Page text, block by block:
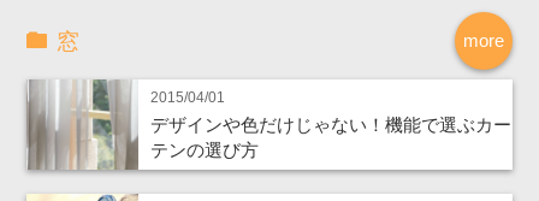
more
窓
2015/04/01
デザインや色だけじゃない！機能で選ぶカー
テンの選び方